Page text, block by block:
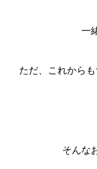
一
ただ、これから
そんな